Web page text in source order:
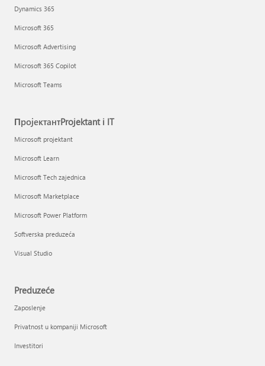
Dynamics 365
Microsoft 365
Microsoft Advertising
Microsoft 365 Copilot
Microsoft Teams
ПројектантProjektant i IT
Microsoft projektant
Microsoft Learn
Microsoft Tech zajednica
Microsoft Marketplace
Microsoft Power Platform
Softverska preduzeća
Visual Studio
Preduzeće
Zaposlenje
Privatnost u kompaniji Microsoft
Investitori